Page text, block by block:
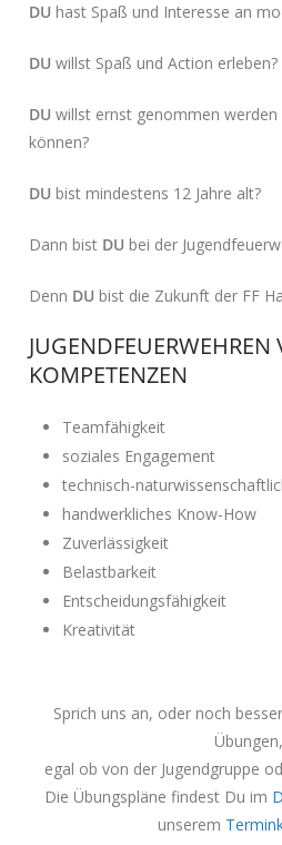
DU hast Spaß und Interesse an
DU willst Spaß und Action erleben?
DU willst ernst genommen
können?
DU bist mindestens 12 Jahre alt?
Dann bist DU bei der
Denn DU bist die Zukunft der FF
JUGENDFEUERWEHREN
KOMPETENZEN
Teamfähigkeit
soziales Engagement
technisch-
handwerkliches Know-How
Zuverlässigkeit
Belastbarkeit
Entscheidungsfähigkeit
Kreativität
Sprich uns an, oder noch
Übungen,
egal ob von der Jugendgruppe
Die Übungspläne findest Du im
unserem